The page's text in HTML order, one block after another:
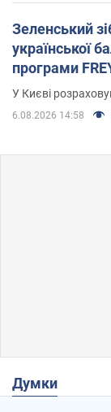
Зеленський
української балістики
програми
У Києві
6.08.2026 14:58
Думки